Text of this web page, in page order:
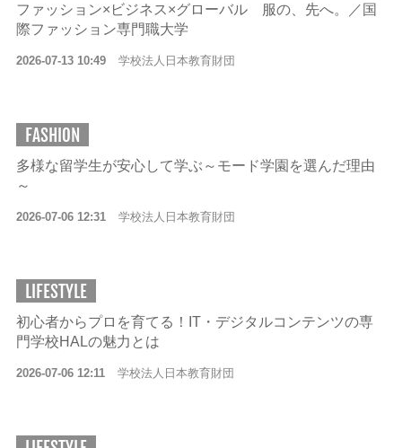
ファッション×ビジネス×グローバル 服の、先へ。／国
際ファッション専門職大学
2026-07-13 10:49 学校法人日本教育財団
FASHION
多様な留学生が安心して学ぶ～モード学園を選んだ理由
～
2026-07-06 12:31 学校法人日本教育財団
LIFESTYLE
初心者からプロを育てる！IT・デジタルコンテンツの専
門学校HALの魅力とは
2026-07-06 12:11 学校法人日本教育財団